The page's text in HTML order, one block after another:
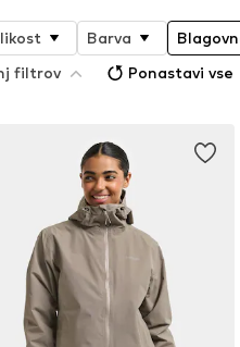
Barva
filtrov
Ponastavi vse